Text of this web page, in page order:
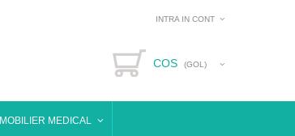
INTRA IN CONT
COS (GOL)
MOBILIER MEDICAL